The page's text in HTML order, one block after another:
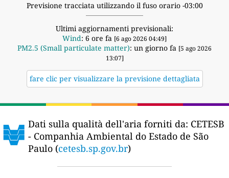
Previsione tracciata utilizzando il fuso orario -03:00
Ultimi aggiornamenti previsionali:
Wind: 6 ore fa [6 ago 2026 04:49]
PM2.5 (Small particulate matter): un giorno fa [5 ago 2026
13:07]
fare clic per visualizzare la previsione dettagliata
Dati sulla qualità dell'aria forniti da: CETESB
- Companhia Ambiental do Estado de São
Paulo (cetesb.sp.gov.br)